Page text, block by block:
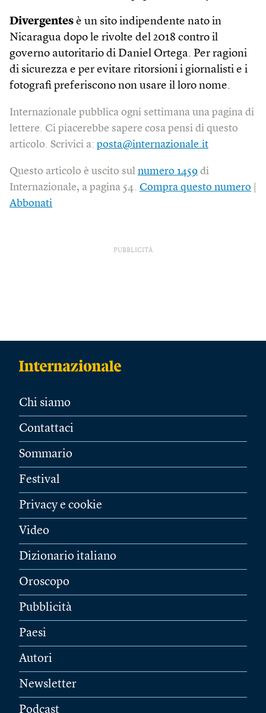
Divergentes è un sito indipendente nato in
Nicaragua dopo le rivolte del 2018 contro il
governo autoritario di Daniel Ortega. Per ragioni
di sicurezza e per evitare ritorsioni i giornalisti e i
fotografi preferiscono non usare il loro nome.
Internazionale pubblica ogni settimana una pagina di
lettere. Ci piacerebbe sapere cosa pensi di questo
articolo. Scrivici a: posta@internazionale.it
Questo articolo è uscito sul numero 1459 di
Internazionale, a pagina 54. Compra questo numero
Abbonati
PUBBLICITÀ
Chi siamo
Contattaci
Sommario
Festival
Privacy e cookie
Video
Dizionario italiano
Oroscopo
Pubblicità
Paesi
Autori
Newsletter
Podcast